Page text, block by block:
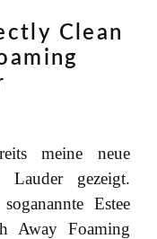
Clean
meine neue
Lauder gezeigt.
Estee
Away Foaming